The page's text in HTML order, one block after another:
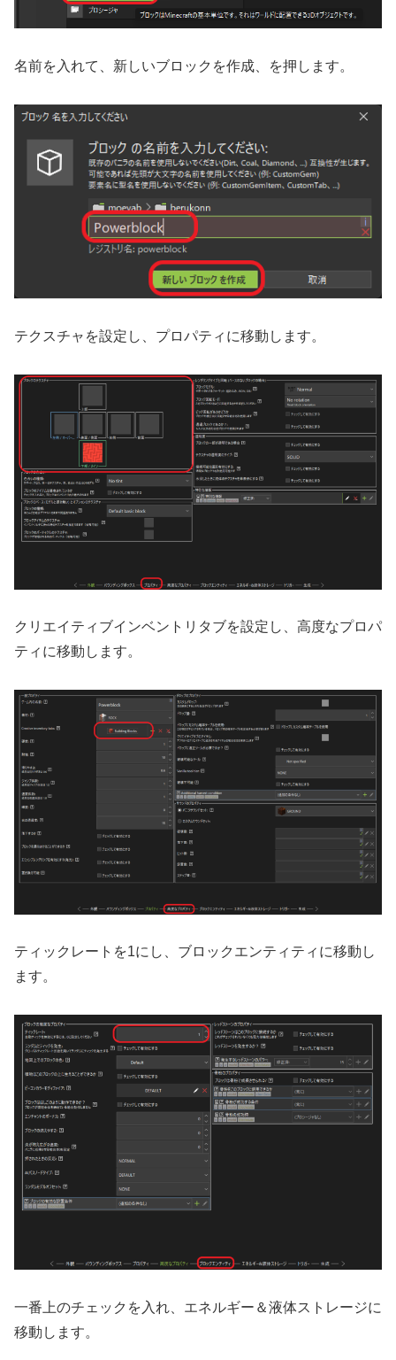
名前を入れて、新しいブロックを作成、を押します。
テクスチャを設定し、プロパティに移動します。
クリエイティブインベントリタブを設定し、高度なプロパ
ティに移動します。
ティックレートを1にし、ブロックエンティティに移動し
ます。
一番上のチェックを入れ、エネルギー＆液体ストレージに
移動します。